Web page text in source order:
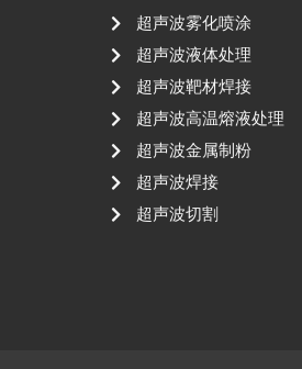
超声波雾化喷涂
超声波液体处理
超声波靶材焊接
超声波高温熔液处理
超声波金属制粉
超声波焊接
超声波切割